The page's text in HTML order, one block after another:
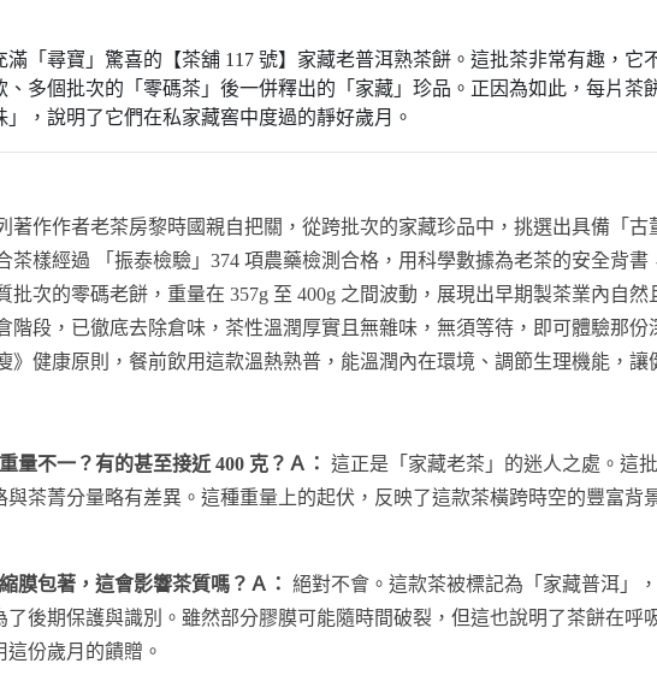
「尋寶」驚喜的【茶舖 117 號】家藏老普洱熟茶餅。這批茶非常有趣，它
多個批次的「零碼茶」後一併釋出的「家藏」珍品。正因為如此，每片茶
」，說明了它們在私家藏窖中度過的靜好歲月。
著作作者老茶房黎時國親自把關，從跨批次的家藏珍品中，挑選出具備「古
茶樣經過 「振泰檢驗」374 項農藥檢測合格，用科學數據為老茶的安全背書
批次的零碼老餅，重量在 357g 至 400g 之間波動，展現出早期製茶業內自然
階段，已徹底去除倉味，茶性溫潤厚實且無雜味，無須等待，即可體驗那份
》健康原則，餐前飲用這款溫熱熟普，能溫潤內在環境、調節生理機能，讓
量不一？有的甚至接近 400 克？Ａ： 這正是「家藏老茶」的迷人之處。這
茶菁分量略有差異。這種重量上的起伏，反映了這款茶橫跨時空的豐富背
膜包著，這會影響茶質嗎？Ａ： 絕對不會。這款茶被標記為「家藏普洱」
後期保護與識別。雖然部分膠膜可能隨時間破裂，但這也說明了茶餅在呼
份歲月的饋贈。